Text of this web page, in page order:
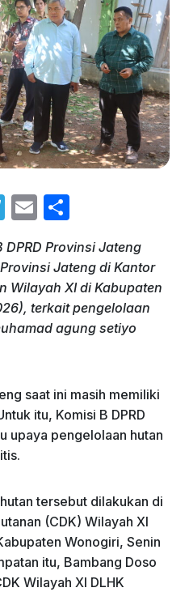
T
e
gr
a
m
E
ai
l
ar
e
DPRD Provinsi Jateng
Jateng di Kantor
Wilayah XI di Kabupaten
terkait pengelolaan
agung setiyo
saat ini masih memiliki
itu, Komisi B DPRD
upaya pengelolaan hutan
tersebut dilakukan di
(CDK) Wilayah XI
Wonogiri, Senin
itu, Bambang Doso
Wilayah XI DLHK